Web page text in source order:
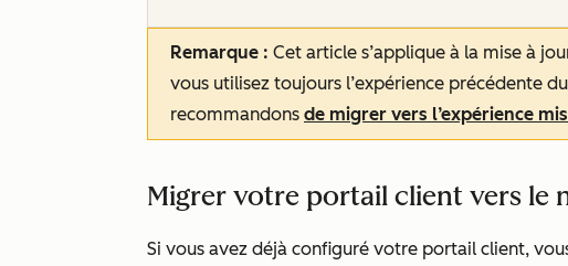
Remarque : Cet article s’applique à la mise à
vous utilisez toujours l’expérience précédente
recommandons de migrer vers l’expérience
Migrer votre portail client vers le
Si vous avez déjà configuré votre portail client,